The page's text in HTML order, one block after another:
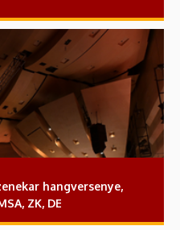
hangversenye,
ZK, DE